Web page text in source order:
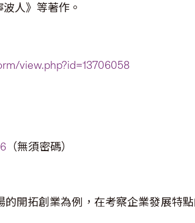
人》等著作。
view.php?id=13706058
（無須密碼）
開拓創業為例，在考察企業發展特